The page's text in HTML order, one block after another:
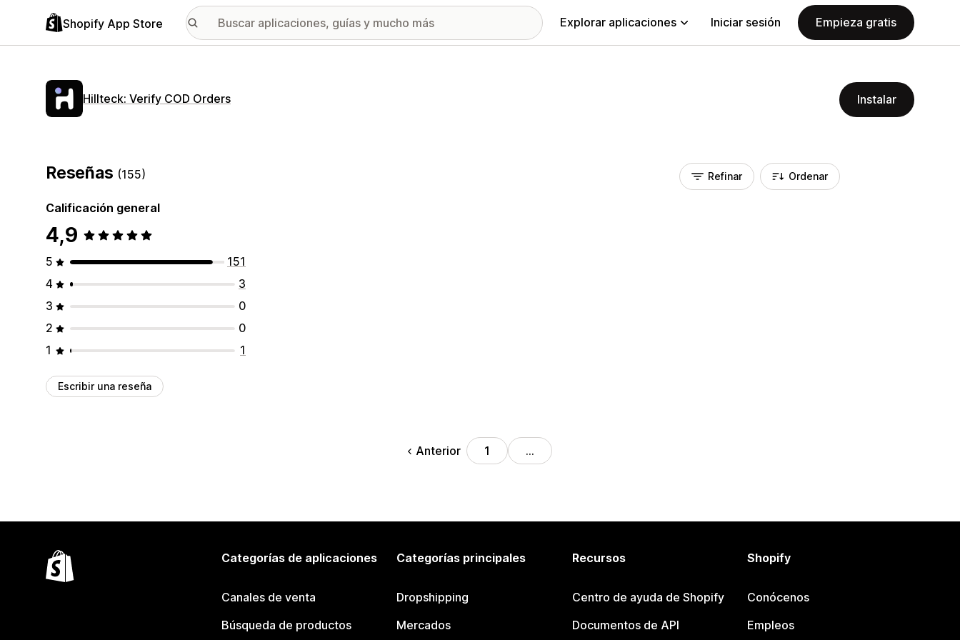
Shopify App Store Explorar aplicaciones Iniciar sesión Empieza gratis
Hillteck: Verify COD Orders Instalar
Reseñas (155)
Calificación general
4,9
5
151
4
3
3
0
2
0
1
1
Escribir una reseña
Refinar Ordenar
Anterior 1 …
Categorías de aplicaciones
Canales de venta
Búsqueda de productos
Categorías principales
Dropshipping
Mercados
Recursos
Centro de ayuda de Shopify
Documentos de API
Shopify
Conócenos
Empleos